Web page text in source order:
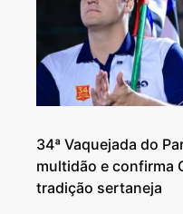
34ª Vaquejada do
multidão e confirma
tradição sertaneja